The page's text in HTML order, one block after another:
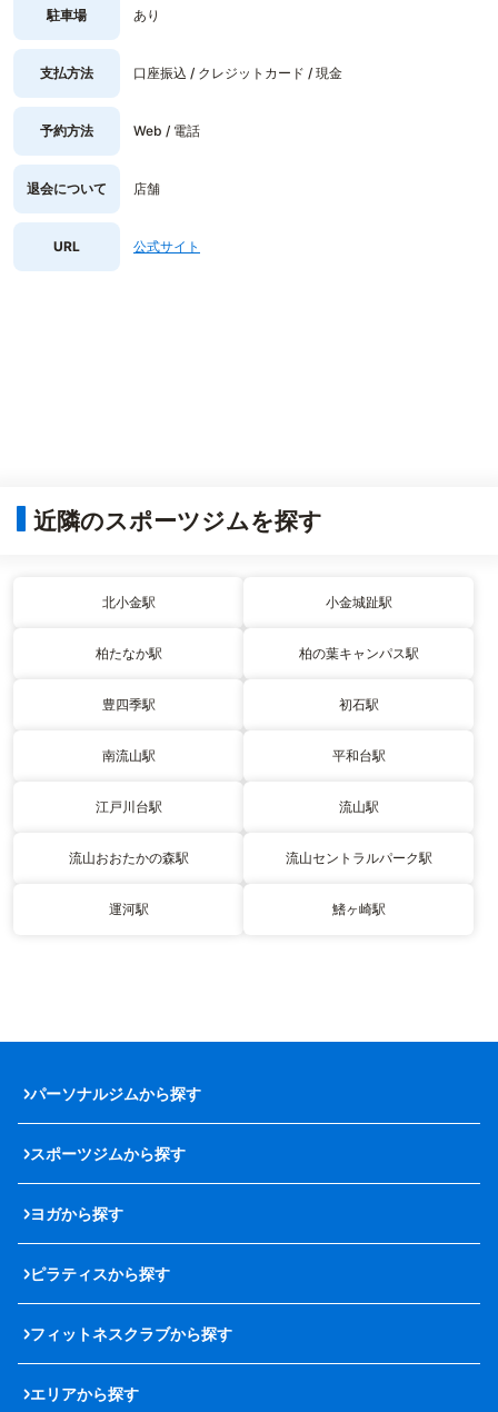
駐車場 あり
支払方法 口座振込 / クレジットカード / 現金
予約方法 Web / 電話
退会について 店舗
URL 公式サイト
近隣のスポーツジムを探す
北小金駅 小金城趾駅
柏たなか駅 柏の葉キャンパス駅
豊四季駅 初石駅
南流山駅 平和台駅
江戸川台駅 流山駅
流山おおたかの森駅 流山セントラルパーク駅
運河駅 鰭ヶ崎駅
パーソナルジムから探す
スポーツジムから探す
ヨガから探す
ピラティスから探す
フィットネスクラブから探す
エリアから探す